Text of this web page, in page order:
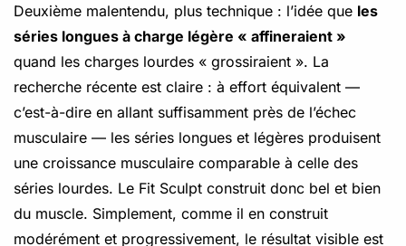
Deuxième malentendu, plus technique : l’idée que les
séries longues à charge légère « affineraient »
quand les charges lourdes « grossiraient ». La
recherche récente est claire : à effort équivalent —
c’est-à-dire en allant suffisamment près de l’échec
musculaire — les séries longues et légères produisent
une croissance musculaire comparable à celle des
séries lourdes. Le Fit Sculpt construit donc bel et bien
du muscle. Simplement, comme il en construit
modérément et progressivement, le résultat visible est